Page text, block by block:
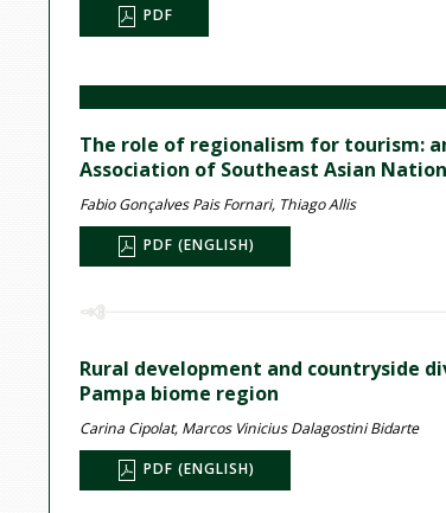
PDF
The role of regionalism for tourism:
Association of Southeast Asian
Fabio Gonçalves Pais Fornari, Thiago Allis
PDF (ENGLISH)
Rural development and countryside
Pampa biome region
Carina Cipolat, Marcos Vinicius Dalagostini Bidarte
PDF (ENGLISH)